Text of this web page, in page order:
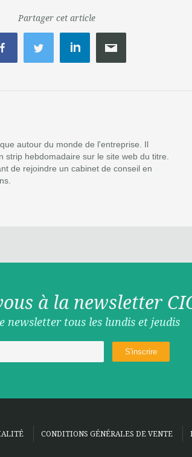
Partager cet article
autour du monde de l'entreprise. Il
hebdomadaire sur le site web du titre.
de rejoindre un cabinet de conseil en
à la newsletter
newsletter tous les lundis et jeudis
CONDITIONS GÉNÉRALES DE VENTE